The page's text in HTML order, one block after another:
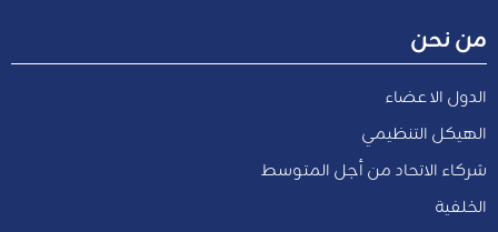
من نحن
الدول الاعضاء
الهيكل التنظيمي
شركاء الاتحاد من أجل المتوسط
الخلفية